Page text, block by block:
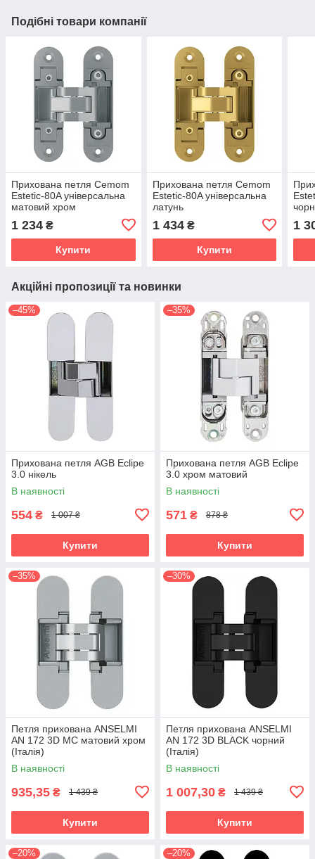
Подібні товари компанії
Прихована петля Cemom
Estetic-80A універсальна
матовий хром
1 234 ₴
Купити
Прихована петля Cemom
Estetic-80A універсальна
латунь
1 434₴
Купити
1
Акційні пропозиції та новинки
–45%
Прихована петля AGB Eclipe
3.0 нікель
В наявності
554 ₴ 1 007 ₴
Купити
–35%
Прихована петля AGB Eclipe
3.0 хром матовий
В наявності
571 ₴ 878 ₴
Купити
–35%
Петля прихована ANSELMI
AN 172 3D MC матовий хром
(Італія)
В наявності
935,35 ₴ 1 439 ₴
Купити
–30%
Петля прихована ANSELMI
AN 172 3D BLACK чорний
(Італія)
В наявності
1 007,30 ₴ 1 439 ₴
Купити
–20% –20%